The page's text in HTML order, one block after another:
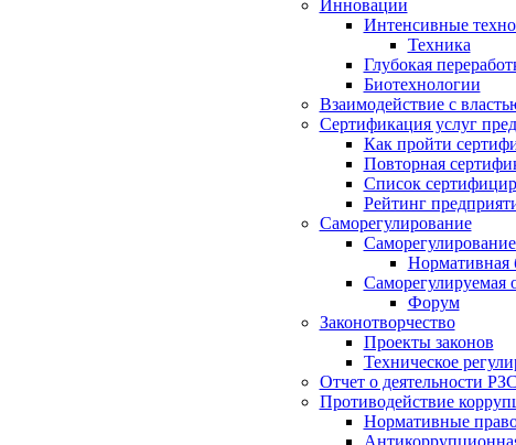
Инновации
Интенсивные
Техника
Глубокая
Биотехнологии
Взаимодействие с
Сертификация услуг
Как пройти
Повторная
Список
Рейтинг
Саморегулирование
Нормативная
Саморегулируемая
Форум
Законотворчество
Проекты законов
Техническое
Отчет о деятельности РЗС
Противодействие
Нормативные